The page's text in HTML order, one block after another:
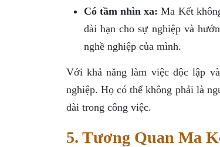
Có tầm nhìn xa: Ma Kết
dài hạn cho sự nghiệp và
nghề nghiệp của mình.
Với khả năng làm việc độc lập
nghiệp. Họ có thể không phải là
dài trong công việc.
5. Tương Quan Ma